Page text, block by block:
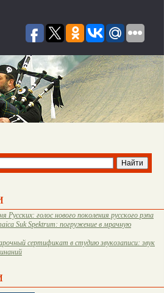
Русских: голос нового поколения русского рэпа
Suk Spektrum: погружение в мрачную
сертификат в студию звукозаписи: звук